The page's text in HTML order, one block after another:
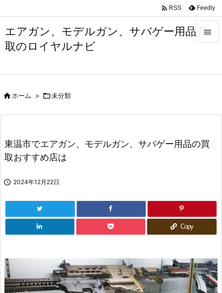
エアガン、モデルガン、サバゲー用品買
取のロイヤルナビ


前へ
次へ
 RSS Feedly
ホーム > 未分類
東温市でエアガン、モデルガン、サバゲー用品の買
取おすすめ店は
 2024年12月22日
Copy